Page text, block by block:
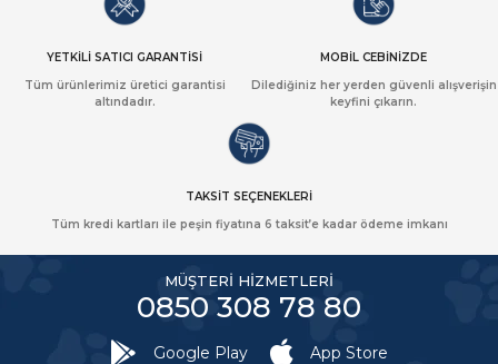
YETKİLİ SATICI GARANTİSİ
Tüm ürünlerimiz üretici garantisi
altındadır.
MOBİL CEBİNİZDE
Dilediğiniz her yerden güvenli alışverişin
keyfini çıkarın.
TAKSİT SEÇENEKLERİ
Tüm kredi kartları ile peşin fiyatına 6 taksit’e kadar ödeme imkanı
MÜŞTERİ HİZMETLERİ
0850 308 78 80
Google Play App Store